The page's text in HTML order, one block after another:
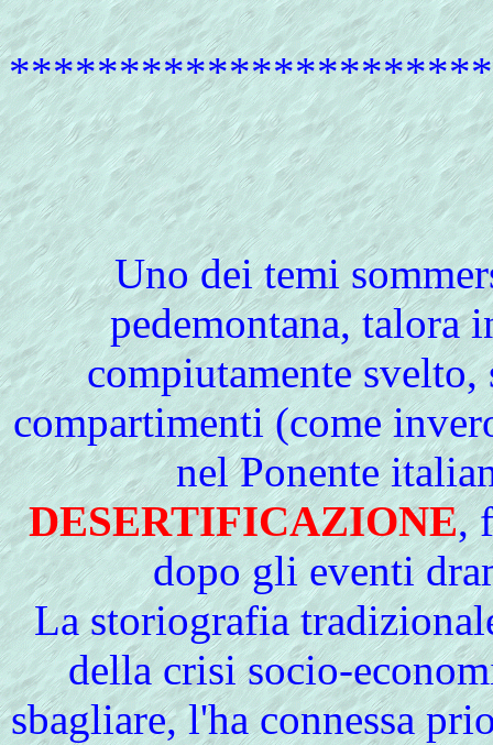
Unodei temi
pedemontana, talora
compiutamente svelto,
compartimenti (come
nel Ponente
DESERTIFICAZIONE,
dopo gli eventi
La storiografia
della crisi socio-
sbagliare, l'ha connessa